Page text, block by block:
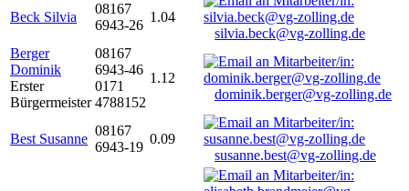
Beck Silvia
08167
6943-26
1.04
silvia.beck@vg-zolling.de
Berger
Dominik
Erster
Bürgermeister
08167
6943-46
0171
4788152
1.12
dominik.berger@vg-zolling.de
Best Susanne
08167
6943-19
0.09
susanne.best@vg-zolling.de